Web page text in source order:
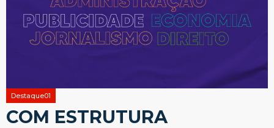
Destaque01
COM ESTRUTURA